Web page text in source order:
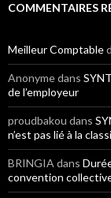
COMMENTAIRES
Meilleur Comptable
Anonymedans
de l’employeur
proudbakou dans
n’est pas lié à la
BRINGIA dans
convention